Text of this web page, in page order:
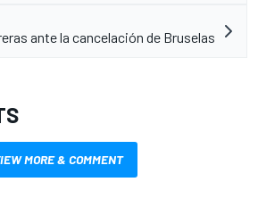
ante la cancelación de Bruselas
MORE & COMMENT